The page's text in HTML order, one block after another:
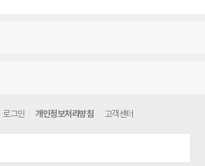
로그인 개인정보처리방침 고객센터